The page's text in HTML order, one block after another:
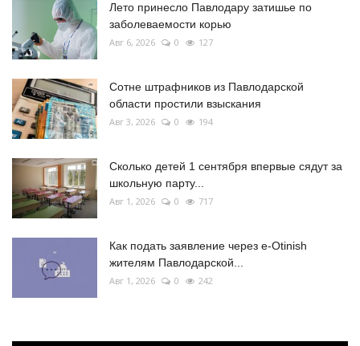
Лето принесло Павлодару затишье по
заболеваемости корью
Авг 6, 2026 0 127
Сотне штрафников из Павлодарской
области простили взыскания
Авг 3, 2026 0 194
Сколько детей 1 сентября впервые сядут за
школьную парту...
Авг 1, 2026 0 717
Как подать заявление через e-Otinish
жителям Павлодарской...
Авг 1, 2026 0 242